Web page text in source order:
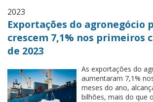
2023
Exportações do agronegócio
crescem 7,1% nos primeiros
de 2023
As exportações do
aumentaram 7,1%
meses do ano,
bilhões, mais do que